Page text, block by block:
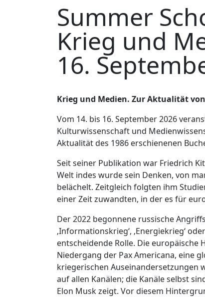
Summer
Krieg und
16.
Krieg und Medien. Zur Aktualität
Vom 14. bis 16. September 2026
Kulturwissenschaft und
Aktualität des 1986 erschienenen
Seit seiner Publikation war Friedrich
Welt indes wurde sein Denken, von
belächelt. Zeitgleich folgten ihm
einer Zeit zuwandten, in der es für
Der 2022 begonnene russische
‚Informationskrieg‘, ‚Energiekrieg‘
entscheidende Rolle. Die
Niedergang der Pax Americana, eine
kriegerischen Auseinandersetzungen
auf allen Kanälen; die Kanäle selbst
Elon Musk zeigt. Vor diesem